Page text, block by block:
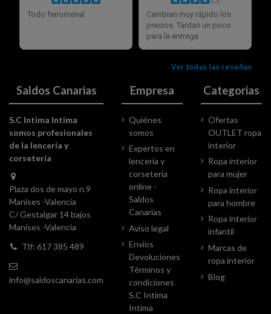
Saldos Canarias
S.C Intima Intima
somos profesionales
de la lencería y
corsetería
Plaza dos de mayo n.9
Manises -Valencia
C/ Gestalgar 14 bajos
Manises -Valencia
Tlf: 617 385 489
info@saldoscanarias.com
Empresa
Quiénes
somos
Expertos en
lencería y
corsetería
online -
Saldos
Canarias
Aviso legal
Envios
Devoluciones
Términos y
condiciones
S.C Intima
Intima
Categorias
Ofertas
OUTLET ropa
interior
Ropa interior
para mujer
Ropa interior
para hombre
Ropa interior
infantil
Marcas de
ropa interior
Blog